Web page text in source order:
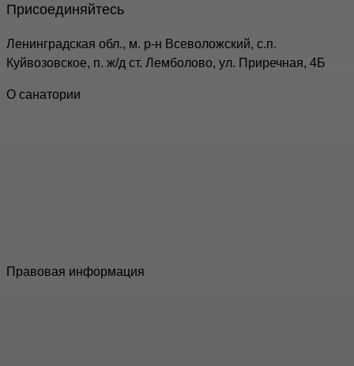
Присоединяйтесь
Ленинградская обл., м. р-н Всеволожский, с.п.
Куйвозовское, п. ж/д ст. Лемболово, ул. Приречная, 4Б
О санатории
Правовая информация